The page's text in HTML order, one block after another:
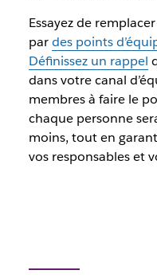
Essayez de
pardes points
Définissez un rappel
dans votre canal
membres à faire le
chaque personne
moins, tout en
vos responsables et